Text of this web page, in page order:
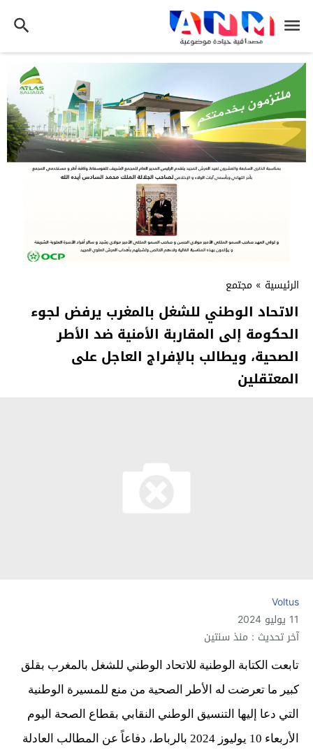
الرئيسية » مجتمع
الاتحاد الوطني للشغل بالمغرب يرفض لجوء
الحكومة إلى المقاربة الأمنية ضد الأطر
الصحية، ويطالب بالإفراج العاجل على
المعتقلين
Voltus
11 يوليو 2024
آخر تحديث : منذ سنتين
تابعت الكتابة الوطنية للاتحاد الوطني للشغل بالمغرب بقلق
كبير ما تعرضت له الأطر الصحية من منع للمسيرة الوطنية
التي دعا إليها التنسيق الوطني النقابي بقطاع الصحة اليوم
الأربعاء 10 يوليوز 2024 بالرباط، دفاعاً عن المطالب العادلة